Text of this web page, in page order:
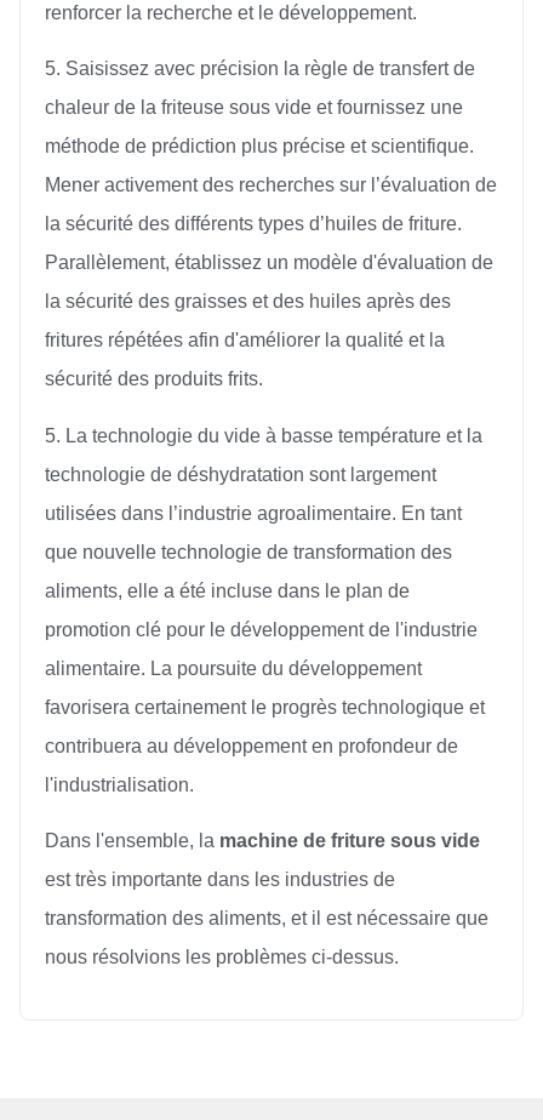
renforcer la recherche et le développement.
5. Saisissez avec précision la règle de transfert de
chaleur de la friteuse sous vide et fournissez une
méthode de prédiction plus précise et scientifique.
Mener activement des recherches sur l’évaluation de
la sécurité des différents types d’huiles de friture.
Parallèlement, établissez un modèle d'évaluation de
la sécurité des graisses et des huiles après des
fritures répétées afin d'améliorer la qualité et la
sécurité des produits frits.
5. La technologie du vide à basse température et la
technologie de déshydratation sont largement
utilisées dans l’industrie agroalimentaire. En tant
que nouvelle technologie de transformation des
aliments, elle a été incluse dans le plan de
promotion clé pour le développement de l'industrie
alimentaire. La poursuite du développement
favorisera certainement le progrès technologique et
contribuera au développement en profondeur de
l'industrialisation.
Dans l'ensemble, la machine de friture sous vide
est très importante dans les industries de
transformation des aliments, et il est nécessaire que
nous résolvions les problèmes ci-dessus.